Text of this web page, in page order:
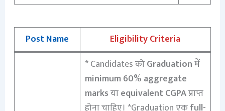
Post Name Eligibility Criteria
* Candidates कोGraduation में
minimum 60% aggregate
marksयाequivalent CGPAप्राप्त
होना चाहिए। *Graduation एकfull-